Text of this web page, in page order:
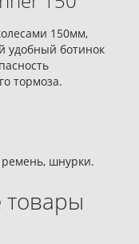
150мм,
удобный ботинок
тормоза.
шнурки.